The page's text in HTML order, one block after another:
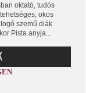
oktató, tudós
okos
szemű diák
Pista anyja...